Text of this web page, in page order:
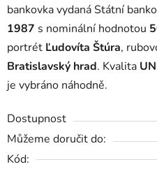
bankovka vydaná Státní
1987 s nominální hodnotou
portrét Ľudovíta Štúra,
Bratislavský hrad. Kvalita
je vybráno náhodně.
Dostupnost
Můžeme doručit do:
Kód: